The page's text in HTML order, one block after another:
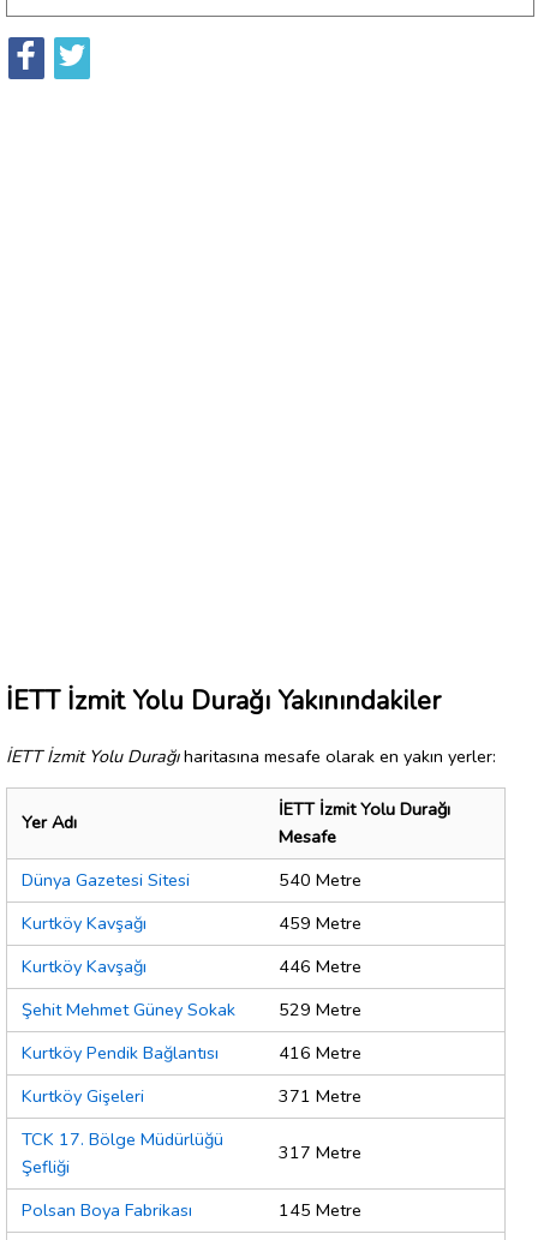
İETT İzmit Yolu Durağı Yakınındakiler
İETT İzmit Yolu Durağıharitasına mesafe olarak en yakın yerler:
Yer Adı
İETT İzmit Yolu Durağı
Mesafe
Dünya Gazetesi Sitesi
540 Metre
Kurtköy Kavşağı
459 Metre
Kurtköy Kavşağı
446 Metre
Şehit Mehmet Güney Sokak
529 Metre
Kurtköy Pendik Bağlantısı
416 Metre
Kurtköy Gişeleri
371 Metre
TCK 17. Bölge Müdürlüğü
Şefliği
317 Metre
Polsan Boya Fabrikası
145 Metre